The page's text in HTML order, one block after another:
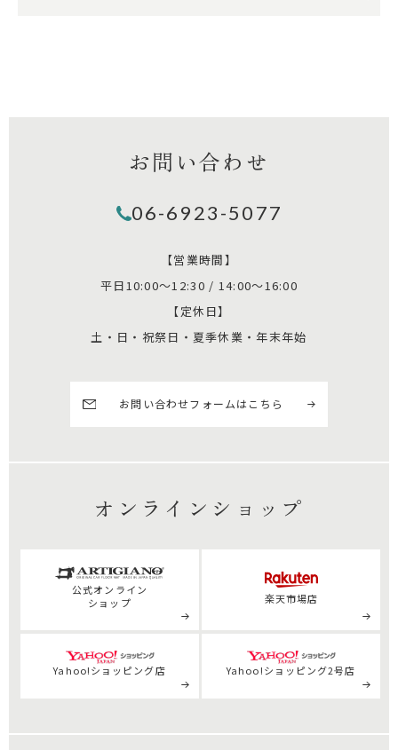
お問い合わせ
06-6923-5077
【営業時間】
平日10:00～12:30 / 14:00～16:00
【定休日】
土・日・祝祭日・夏季休業・年末年始
お問い合わせフォームはこちら
オンラインショップ
公式オンライン
ショップ
楽天市場店
Yahoo!ショッピング店 Yahoo!ショッピング2号店